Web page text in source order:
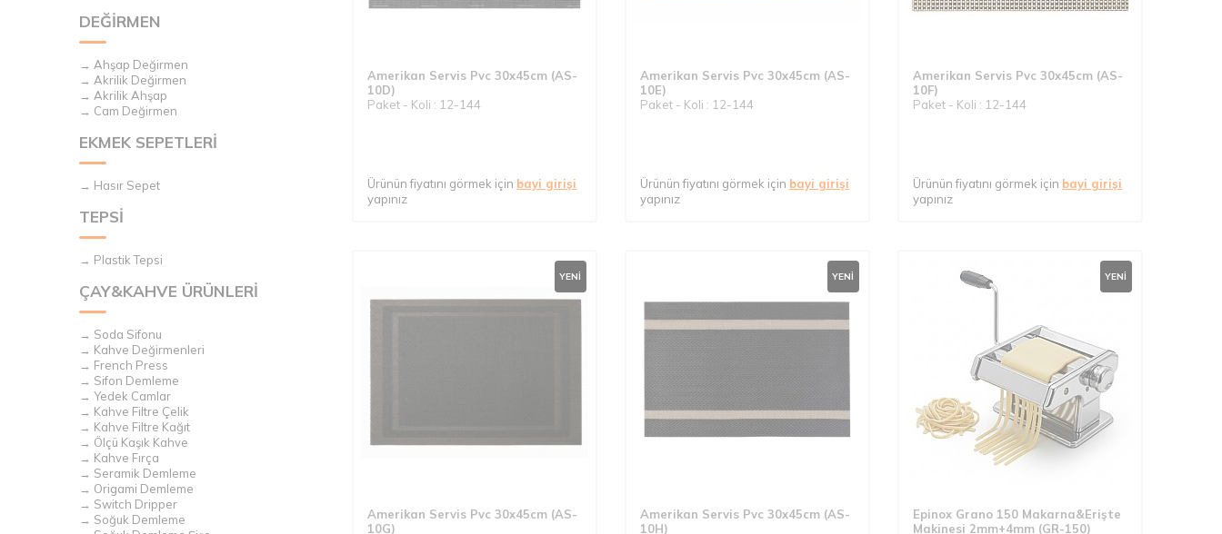
DEĞİRMEN
→ Ahşap Değirmen
→ Akrilik Değirmen
→ Akrilik Ahşap
→ Cam Değirmen
EKMEK SEPETLERİ
→ Hasır Sepet
TEPSİ
→ Plastik Tepsi
ÇAY&KAHVE ÜRÜNLERİ
→ Soda Sifonu
→ Kahve Değirmenleri
→ French Press
→ Sifon Demleme
→ Yedek Camlar
→ Kahve Filtre Çelik
→ Kahve Filtre Kağıt
→ Ölçü Kaşık Kahve
→ Kahve Fırça
→ Seramik Demleme
→ Origami Demleme
→ Switch Dripper
→ Soğuk Demleme
Amerikan Servis Pvc 30x45cm (AS-
10D)
Paket - Koli : 12-144
Ürünün fiyatını görmek için bayi girişi
yapınız
Amerikan Servis Pvc 30x45cm (AS-
10E)
Paket - Koli : 12-144
Ürünün fiyatını görmek için bayi girişi
yapınız
Amerikan Servis Pvc 30x45cm (AS-
10F)
Paket - Koli : 12-144
Ürünün fiyatını görmek için bayi girişi
yapınız
YENI
Amerikan Servis Pvc 30x45cm (AS-
10G)
YENI
Amerikan Servis Pvc 30x45cm (AS-
10H)
YENI
Epinox Grano 150 Makarna&Erişte
Makinesi 2mm+4mm (GR-150)